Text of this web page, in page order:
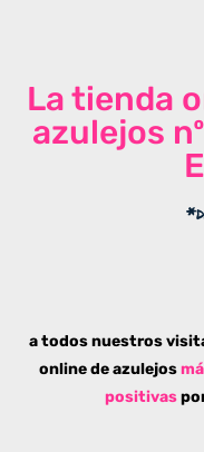
La tienda
azulejos
a todos nuestros
online de azulejos
positivas